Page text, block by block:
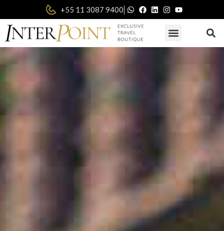
+55 11 3087 9400|